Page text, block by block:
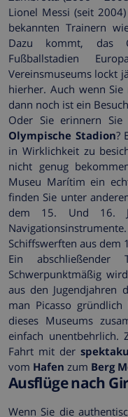
Lionel Messi (seit
bekannten Trainern
Dazu kommt, das
Fußballstadien
Vereinsmuseums lockt
hierher. Auch wenn
dann noch ist ein
Oder Sie erinnern
Olympische Stadion?
in Wirklichkeit zu
nicht genug
Museu Marítim ein
finden Sie unter
dem 15. Und 16.
Schiffswerften aus dem
Ein
Schwerpunktmäßig
aus den Jugendjahren
man Picasso
dieses Museums
einfach unentbehrlich.
Fahrt mit der
vom Hafen zum Berg
Ausflüge nach
Wenn Sie die